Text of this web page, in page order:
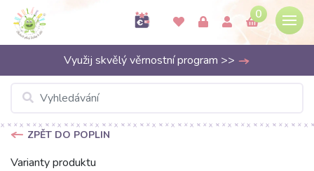
0
Využij skvělý věrnostní program >>
ZPĚT DO POPLIN
Varianty produktu